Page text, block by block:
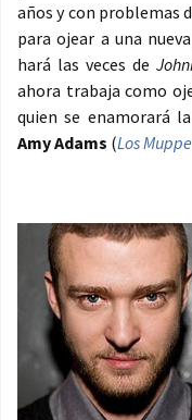
años y con problemas
para ojear a una
hará las veces de
ahora trabaja como
quien se enamorará
Amy Adams (Los